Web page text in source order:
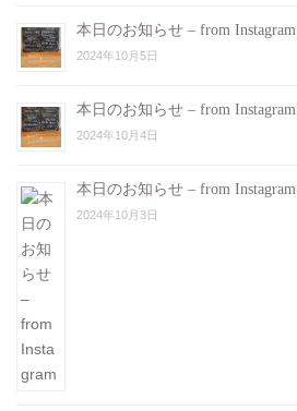
本日のお知らせ – from Instagram
2024年10月5日
本日のお知らせ – from Instagram
2024年10月4日
本日のお知らせ – from Instagram
2024年10月3日